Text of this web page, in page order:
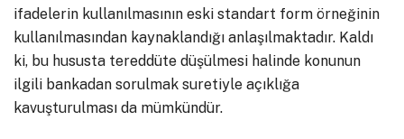
ifadelerin kullanılmasının eski standart form örneğinin
kullanılmasından kaynaklandığı anlaşılmaktadır. Kaldı
ki, bu hususta tereddüte düşülmesi halinde konunun
ilgili bankadan sorulmak suretiyle açıklığa
kavuşturulması da mümkündür.